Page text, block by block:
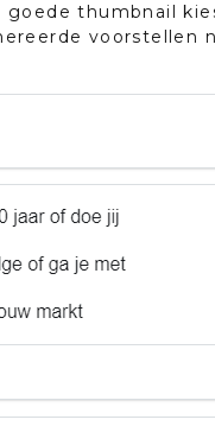
thumbnail
voorstellen